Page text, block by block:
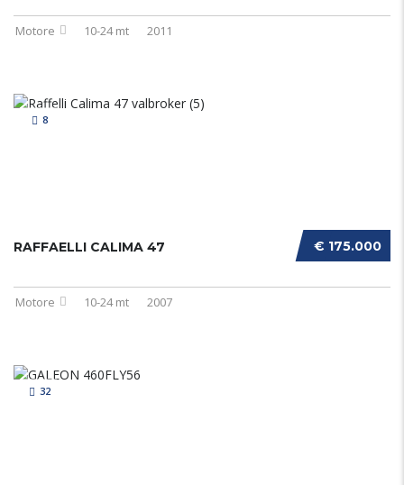
Motore 10-24 mt 2011
8
€ 175.000
RAFFAELLI CALIMA 47
Motore 10-24 mt 2007
32